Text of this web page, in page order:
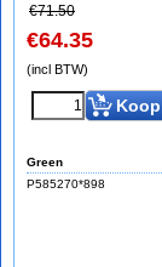
€71.50
€64.35
(incl BTW)
Green
P585270*898